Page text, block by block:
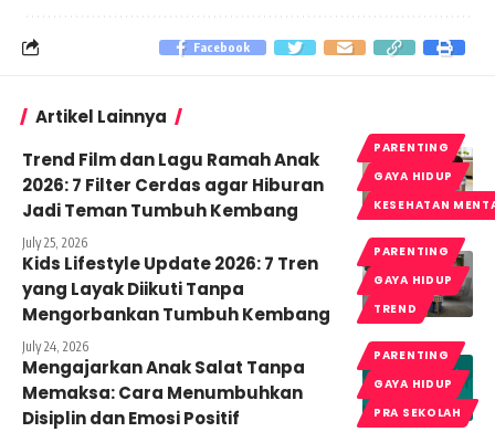
Facebook
Artikel Lainnya
PARENTING
GAYA HIDUP
KESEHATAN
Trend Film dan Lagu Ramah Anak
2026: 7 Filter Cerdas agar Hiburan
Jadi Teman Tumbuh Kembang
July 25, 2026
PARENTING
GAYA HIDUP
TREND
Kids Lifestyle Update 2026: 7 Tren
yang Layak Diikuti Tanpa
Mengorbankan Tumbuh Kembang
July 24, 2026
PARENTING
GAYA HIDUP
PRA SEKOLAH
Mengajarkan Anak Salat Tanpa
Memaksa: Cara Menumbuhkan
Disiplin dan Emosi Positif